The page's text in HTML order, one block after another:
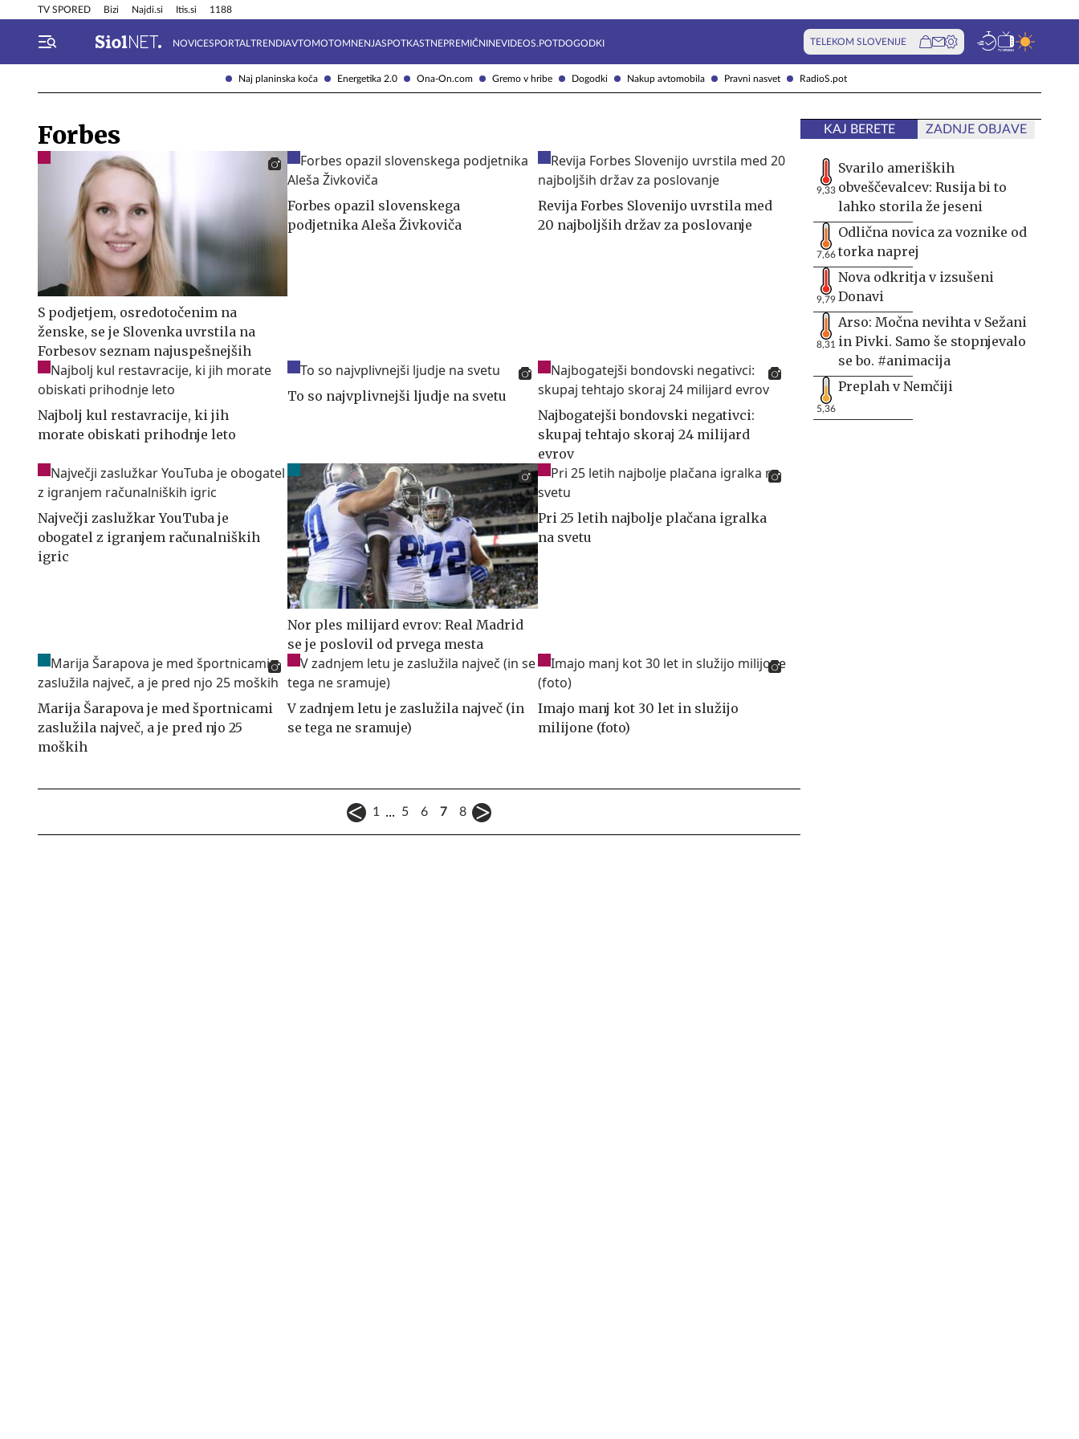
Naj planinska koča Energetika 2.0 Ona-On.com Gremo v hribe Dogodki Nakup avtomobila Pravni nasvet RadioS.pot
TV SPORED Bizi Najdi.si Itis.si 1188
NOVICESPORTAL TRENDIAVTOMOTOMNENJASPOTKASTNEPREMIČNINEVIDEOS.POTDOGODKI TELEKOM SLOVENIJE
Info in obvestila Tehnik
Forbes
S podjetjem, osredotočenim na
ženske, se je Slovenka uvrstila na
Forbesov seznam najuspešnejših
Forbes opazil slovenskega
podjetnika Aleša Živkoviča
Revija Forbes Slovenijo uvrstila med
20 najboljših držav za poslovanje
Najbolj kul restavracije, ki jih
morate obiskati prihodnje leto
To so najvplivnejši ljudje na svetu
Najbogatejši bondovski negativci:
skupaj tehtajo skoraj 24 milijard
evrov
Največji zaslužkar YouTuba je
obogatel z igranjem računalniških
igric
Nor ples milijard evrov: Real Madrid
se je poslovil od prvega mesta
Pri 25 letih najbolje plačana igralka
na svetu
Marija Šarapova je med športnicami
zaslužila največ, a je pred njo 25
moških
V zadnjem letu je zaslužila največ (in
se tega ne sramuje)‎
Imajo manj kot 30 let in služijo
milijone (foto)
1 ... 5 6 7 8
KAJ BERETE ZADNJE OBJAVE
9,33
Svarilo ameriških
obveščevalcev: Rusija bi to
lahko storila že jeseni
7,66
Odlična novica za voznike od
torka naprej
9,79
Nova odkritja v izsušeni
Donavi
8,31
Arso: Močna nevihta v Sežani
in Pivki. Samo še stopnjevalo
se bo. #animacija
5,36
Preplah v Nemčiji